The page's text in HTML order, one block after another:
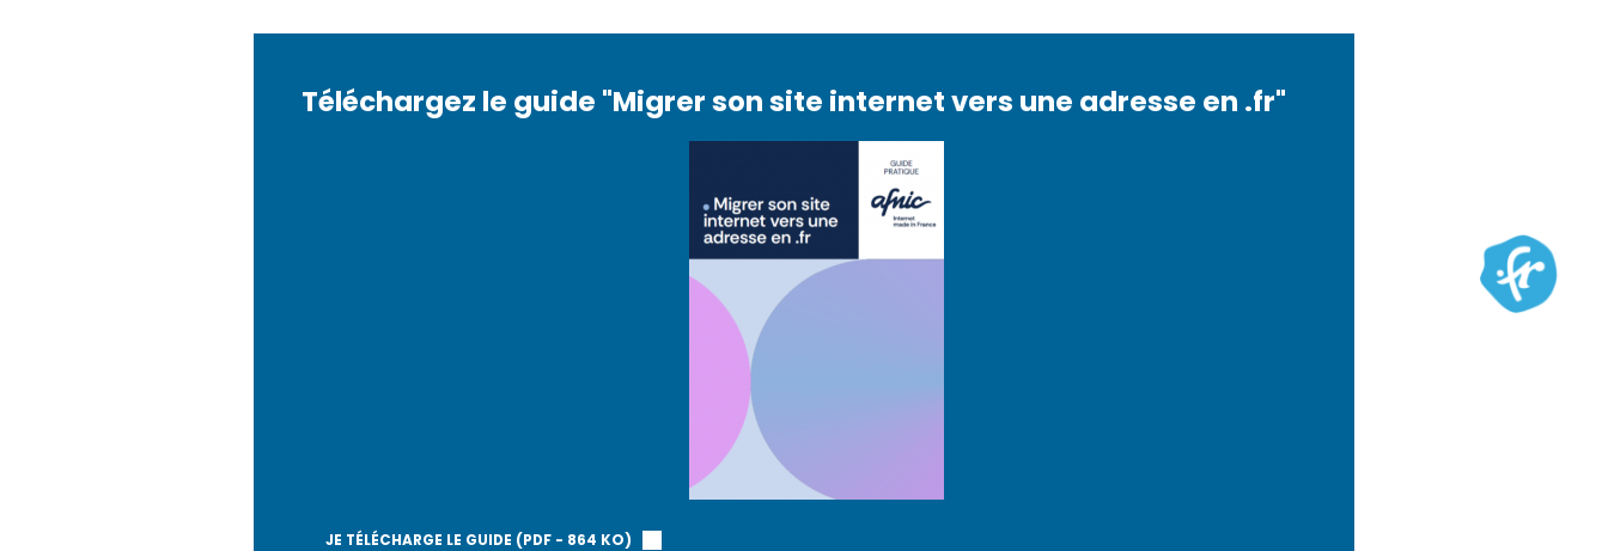
Téléchargez le guide "Migrer son site internet vers une adresse en .fr"
Téléchargez le guide "Migrer son site internet vers une adresse en .fr"
JE TÉLÉCHARGE LE GUIDE (PDF - 864 KO)